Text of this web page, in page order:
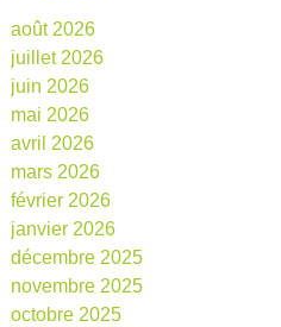
août 2026
juillet 2026
juin 2026
mai 2026
avril 2026
mars 2026
février 2026
janvier 2026
décembre 2025
novembre 2025
octobre 2025